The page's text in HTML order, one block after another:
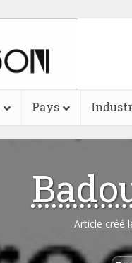
Pays
Article créé